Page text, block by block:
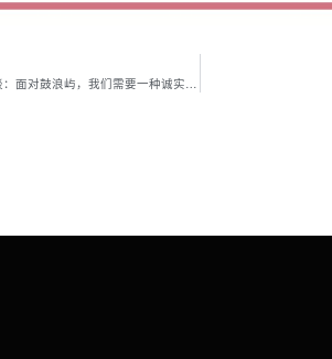
新闻 | LOD设计总监/创始合伙人严春岚女士获邀KCCA鼓浪屿当代艺术中心访谈：面对鼓浪屿，我们需要一种诚实的建筑语言